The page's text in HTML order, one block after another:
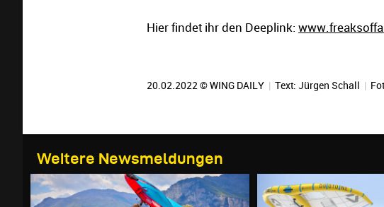
Hier findet ihr den Deeplink:
20.02.2022 © WING DAILY | Text: Jürgen Schall |
Weitere Newsmeldungen